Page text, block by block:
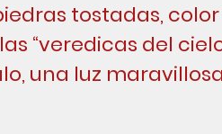
tostadas,
“veredicas del
una luz